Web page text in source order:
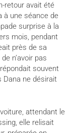
retour avait été
à une séance de
surprise à la
mois, pendant
près de sa
n’avoir pas
souvent
Dana ne désirait
attendant le
elle relisait